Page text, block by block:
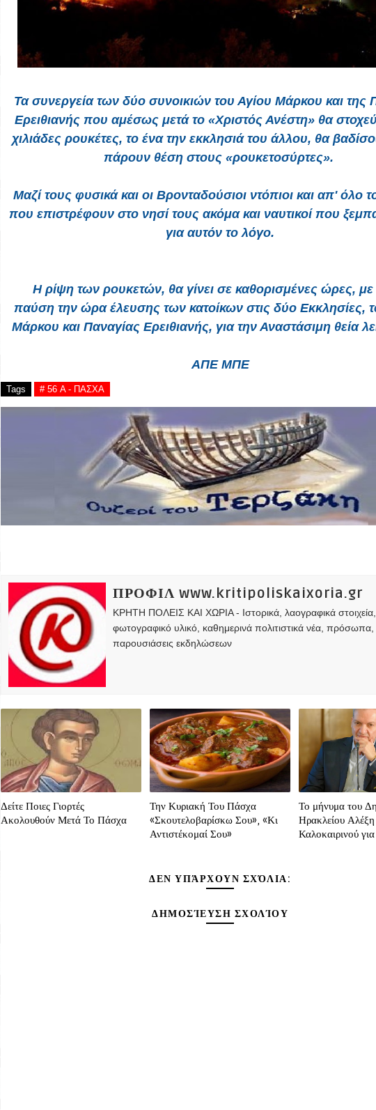
Τα συνεργεία των δύο συνοικιών του Αγίου Μάρκου και της
Ερειθιανής που αμέσως μετά το «Χριστός Ανέστη» θα
χιλιάδες ρουκέτες, το ένα την εκκλησιά του άλλου, θα
πάρουν θέση στους «ρουκετοσύρτες».
Μαζί τους φυσικά και οι Βρονταδούσιοι ντόπιοι και απ' όλο
που επιστρέφουν στο νησί τους ακόμα και ναυτικοί που
για αυτόν το λόγο.
Η ρίψη των ρουκετών, θα γίνει σε καθορισμένες ώρες,
παύση την ώρα έλευσης των κατοίκων στις δύο Εκκλησίες,
Μάρκου και Παναγίας Ερειθιανής, για την Αναστάσιμη θεία
AΠΕ ΜΠΕ
Tags # 56 Α - ΠΑΣΧΑ
ΠΡΟΦΙΛ www.kritipoliskaixoria.gr
ΚΡΗΤΗ ΠΟΛΕΙΣ ΚΑΙ ΧΩΡΙΑ - Ιστορικά, λαογραφικά
φωτογραφικό υλικό, καθημερινά πολιτιστικά νέα,
παρουσιάσεις εκδηλώσεων
Δείτε Ποιες Γιορτές
Ακολουθούν Μετά Το Πάσχα
Την Κυριακή Του Πάσχα
«Σκουτελοβαρίσκω Σου», «Κι
Αντιστέκομαί Σου»
Το μήνυμα του
Ηρακλείου Αλέξη
Καλοκαιρινού
ΔΕΝ ΥΠΆΡΧΟΥΝ ΣΧΌΛΙΑ:
ΔΗΜΟΣΊΕΥΣΗ ΣΧΟΛΊΟΥ